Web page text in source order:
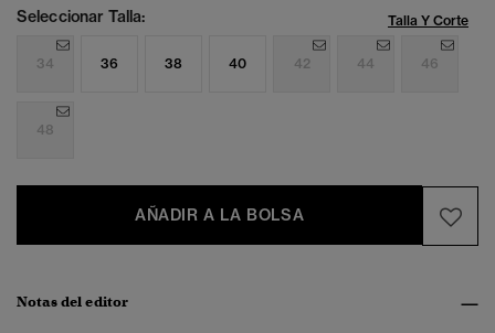
Seleccionar Talla: Talla Y Corte
34 36 38 40 42 44 46
48
AÑADIR A LA BOLSA
Notas del editor